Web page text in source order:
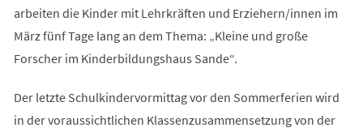
arbeiten die Kinder mit Lehrkräften und Erziehern/innen im
März fünf Tage lang an dem Thema: „Kleine und große
Forscher im Kinderbildungshaus Sande“.
Der letzte Schulkindervormittag vor den Sommerferien wird
in der voraussichtlichen Klassenzusammensetzung von der